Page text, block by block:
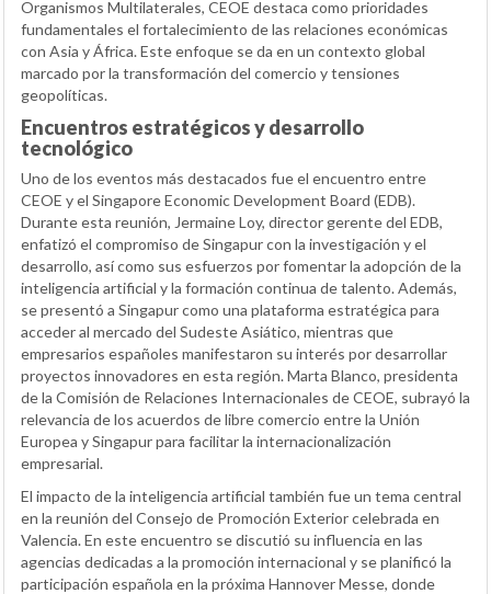
Organismos Multilaterales, CEOE destaca como prioridades
fundamentales el fortalecimiento de las relaciones económicas
con Asia y África. Este enfoque se da en un contexto global
marcado por la transformación del comercio y tensiones
geopolíticas.
Encuentros estratégicos y desarrollo
tecnológico
Uno de los eventos más destacados fue el encuentro entre
CEOE y el Singapore Economic Development Board (EDB).
Durante esta reunión, Jermaine Loy, director gerente del EDB,
enfatizó el compromiso de Singapur con la investigación y el
desarrollo, así como sus esfuerzos por fomentar la adopción de la
inteligencia artificial y la formación continua de talento. Además,
se presentó a Singapur como una plataforma estratégica para
acceder al mercado del Sudeste Asiático, mientras que
empresarios españoles manifestaron su interés por desarrollar
proyectos innovadores en esta región. Marta Blanco, presidenta
de la Comisión de Relaciones Internacionales de CEOE, subrayó la
relevancia de los acuerdos de libre comercio entre la Unión
Europea y Singapur para facilitar la internacionalización
empresarial.
El impacto de la inteligencia artificial también fue un tema central
en la reunión del Consejo de Promoción Exterior celebrada en
Valencia. En este encuentro se discutió su influencia en las
agencias dedicadas a la promoción internacional y se planificó la
participación española en la próxima Hannover Messe, donde